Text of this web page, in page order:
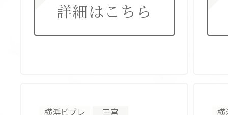
詳細はこちら
横浜ビブレ
三宮
横